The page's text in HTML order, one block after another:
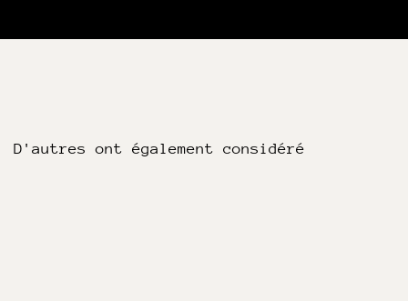
D'autres ont également considéré